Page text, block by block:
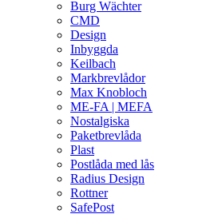
Burg Wächter
CMD
Design
Inbyggda
Keilbach
Markbrevlådor
Max Knobloch
ME-FA | MEFA
Nostalgiska
Paketbrevlåda
Plast
Postlåda med lås
Radius Design
Rottner
SafePost